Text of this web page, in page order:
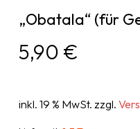
„Obatala“ (für
5,90 €
inkl. 19 % MwSt. zzgl.